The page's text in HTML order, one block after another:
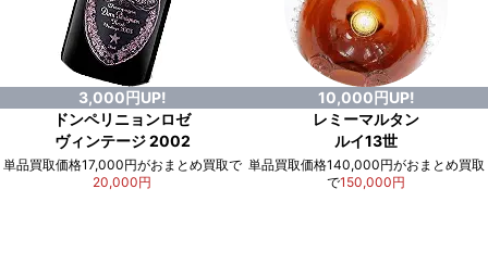
3,000円UP!
ドンペリニョンロゼ
ヴィンテージ 2002
単品買取価格17,000円がおまとめ買取で
20,000円
10,000円UP!
レミーマルタン
ルイ13世
単品買取価格140,000円がおまとめ買取
で150,000円